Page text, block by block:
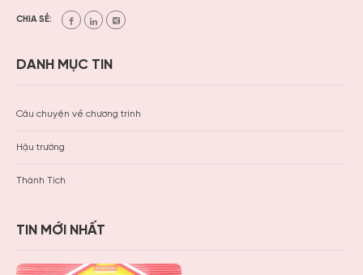
CHIA SẺ:
DANH MỤC TIN
Câu chuyện về chương trình
Hậu trường
Thành Tích
TIN MỚI NHẤT